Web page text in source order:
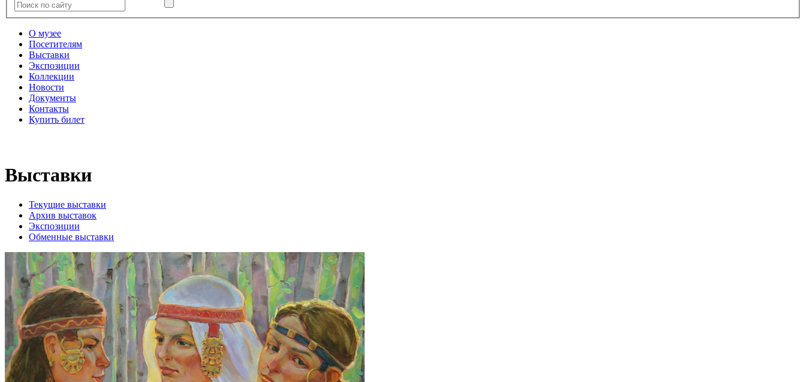
О музее
Посетителям
Выставки
Экспозиции
Коллекции
Новости
Документы
Контакты
Купить билет
Выставки
Текущие выставки
Архив выставок
Экспозиции
Обменные выставки